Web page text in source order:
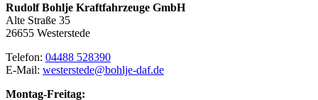
Rudolf Bohlje Kraftfahrzeuge GmbH
Alte Straße 35
26655 Westerstede
Telefon: 04488 528390
E-Mail: westerstede@bohlje-daf.de​​​​​​​
Montag-Freitag: